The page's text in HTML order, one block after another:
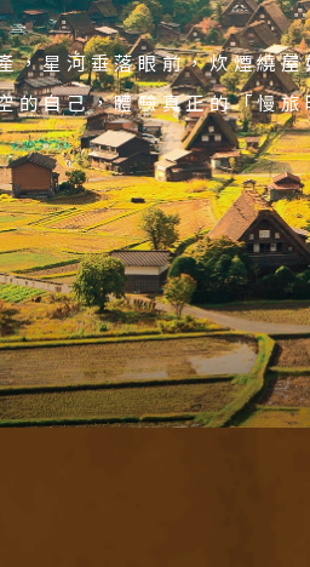
神之故鄉，一踏入便不想
，山徑落紅如畫，步步皆
慢美學 — 從飯店大廳落地大
」矗立山頂。
，星河垂落眼前，炊煙繞
的自己，體驗真正的「慢
繞的 Panorama 大浴殿，
磺泉，舒緩疲憊、喚醒元
蛭野ひるがの高原萬株掃
社紅葉谷三千楓林、黑部
斷！
勝軍】；群山懷抱、北阿
信州美食珍饌共享；傳統
目的地
國